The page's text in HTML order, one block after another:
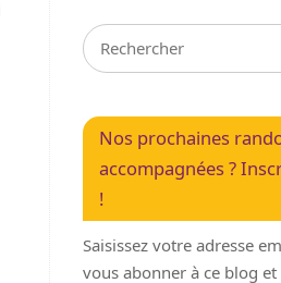
Nos prochaines
accompagnées ?
!
Saisissez votre adresse
vous abonner à ce blog